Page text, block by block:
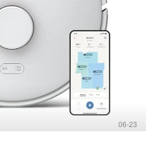
06-23